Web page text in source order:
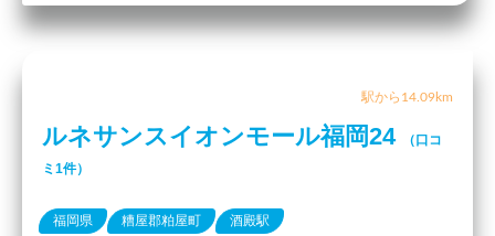
駅から14.09km
ルネサンスイオンモール福岡24
（口コ
ミ1件）
福岡県 糟屋郡粕屋町 酒殿駅